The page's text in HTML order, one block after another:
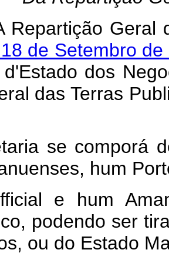
Repartição
de Setembro
d'Estado dos
das Terras
se comporá
hum
e hum
podendo ser
ou do Estado